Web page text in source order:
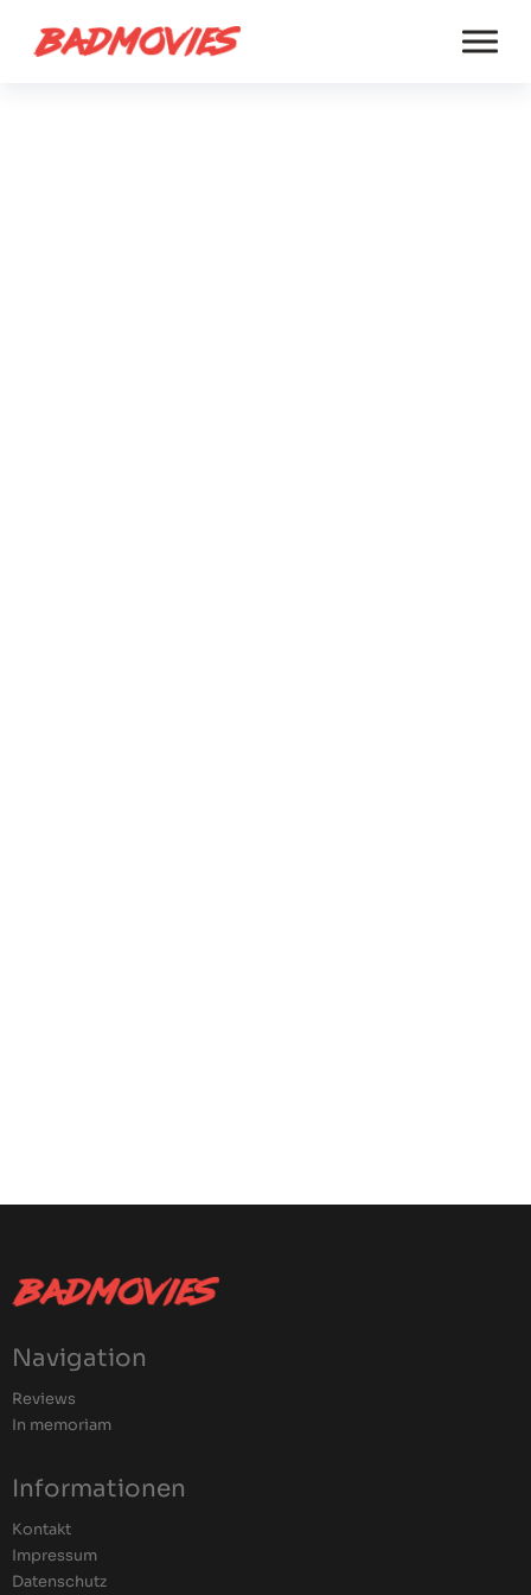
Navigation
Reviews
In memoriam
Informationen
Kontakt
Impressum
Datenschutz